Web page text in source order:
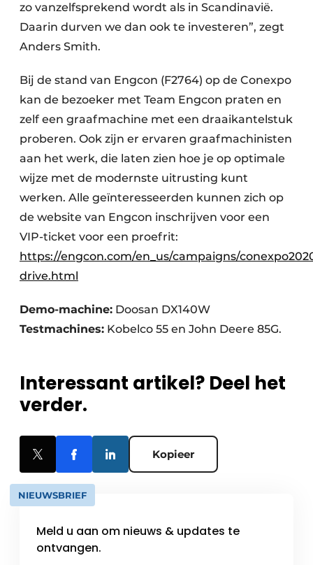
zo vanzelfsprekend wordt als in Scandinavië.
Daarin durven we dan ook te investeren”, zegt
Anders Smith.
Bij de stand van Engcon (F2764) op de Conexpo
kan de bezoeker met Team Engcon praten en
zelf een graafmachine met een draaikantelstuk
proberen. Ook zijn er ervaren graafmachinisten
aan het werk, die laten zien hoe je op optimale
wijze met de modernste uitrusting kunt
werken. Alle geïnteresseerden kunnen zich op
de website van Engcon inschrijven voor een
VIP-ticket voor een proefrit:
https://engcon.com/en_us/campaigns/
drive.html
Demo-machine: Doosan DX140W
Testmachines: Kobelco 55 en John Deere 85G.
Interessant artikel? Deel het
verder.
Kopieer
NIEUWSBRIEF
Meld u aan om nieuws & updates te
ontvangen.